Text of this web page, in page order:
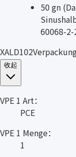
50 gn
60068-2-
收起
VPE 1 Art：
PCE
VPE 1 Menge：
1